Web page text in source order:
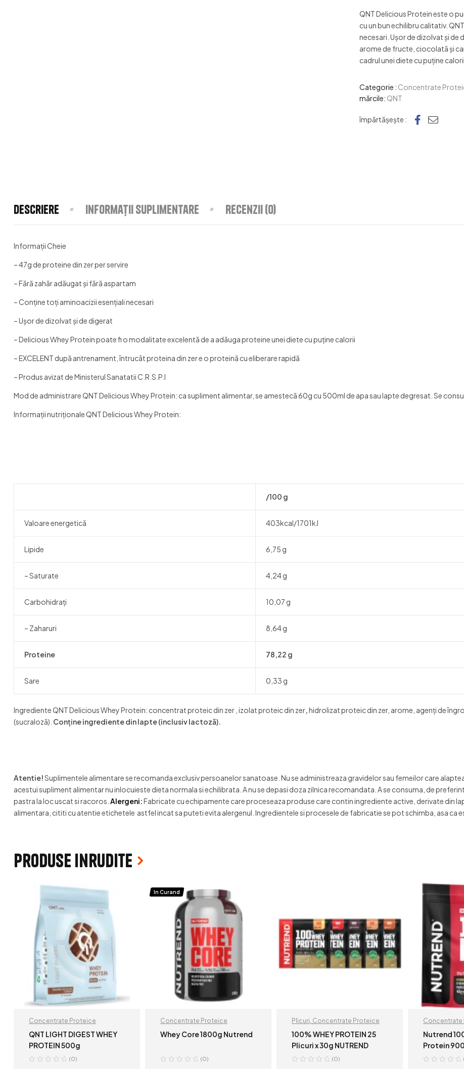
QNT Delicious Protein este o
cu un bun echilibru calitativ.
necesari. Uşor de dizolvat şi
arome de fructe, ciocolată şi
cadrul unei diete cu puţine calorii.
Categorie : Concentrate
mărcile: QNT
împărtășește : Facebook
e-mail
Descriere Informații suplimentare Recenzii (0)
Informaţii Cheie
– 47g de proteine din zer per servire​
– Fără zahăr adăugat și fără aspartam
– Conţine toţi aminoacizii esenţiali necesari
– Uşor de dizolvat şi de digerat
– Delicious Whey Protein poate fi o modalitate excelentă de a adăuga proteine unei diete cu puţine calorii
– EXCELENT după antrenament, întrucât proteina din zer e o proteină cu eliberare rapidă
– Produs avizat de Ministerul Sanatatii C.R.S.P.I
Mod de administrare QNT Delicious Whey Protein: ca supliment alimentar, se amestecă 60g cu 500ml de apa sau lapte degresat. Se
Informații nutriționale QNT Delicious Whey Protein:
/100 g
Valoare energetică 403kcal/1701kJ
Lipide 6,75 g
– Saturate 4,24 g
Carbohidrați 10,07 g
– Zaharuri 8,64 g
Proteine 78,22 g
Sare 0,33 g
Ingrediente QNT Delicious Whey Protein: concentrat proteic din zer , izolat proteic din zer,hidrolizat proteic din zer, arome, agenți de
(sucraloză). Conține ingrediente din lapte (inclusiv lactoză).
Atentie!Suplimentele alimentare se recomanda exclusiv persoanelor sanatoase. Nu se administreaza gravidelor sau femeilor care
acestui supliment alimentar nu inlocuieste dieta normala si echilibrata. A nu se depasi doza zilnica recomandata. A se consuma, de
pastra la loc uscat si racoros. Alergeni:Fabricate cu echipamente care proceseaza produse care contin ingrediente active, derivate din
alimentara, cititi cu atentie etichetele astfel incat sa puteti evita alergenul. Ingredientele si procesele de fabricatie se pot schimba, asa ca
Produse inrudite
Concentrate Proteice
QNT LIGHT DIGEST WHEY
PROTEIN 500g
(0)
In Curand
Concentrate Proteice
Whey Core 1800g Nutrend
(0)
Plicuri Concentrate Proteice
100% WHEY PROTEIN 25
Plicuri x 30g NUTREND
(0)
Concentrate
Nutrend
Protein